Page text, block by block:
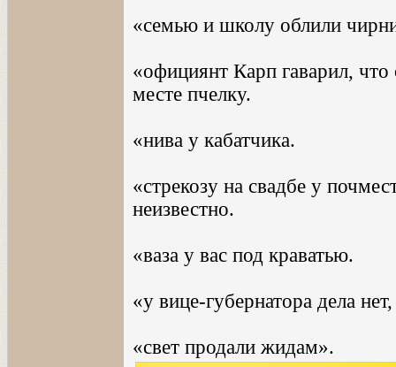
«семью и школу облили
«официянт Карп гаварил,
месте пчелку.
«нива у кабатчика.
«стрекозу на свадбе у
неизвестно.
«ваза у вас под краватью.
«у вице-губернатора дела
«свет продали жидам».